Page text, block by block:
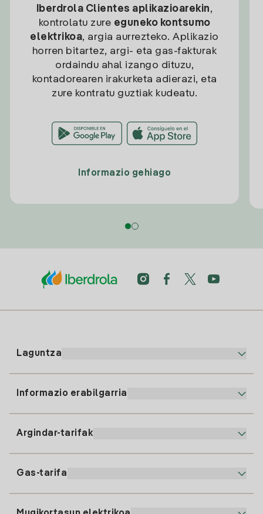
Iberdrola Clientes aplikazioarekin,
kontrolatu zure eguneko kontsumo
elektrikoa, argia aurrezteko. Aplikazio
horren bitartez, argi- eta gas-fakturak
ordaindu ahal izango dituzu,
kontadorearen irakurketa adierazi, eta
zure kontratu guztiak kudeatu.
Informazio gehiago
Laguntza
91 919 52 73
clientes@tuiberdrola.es
Informazio erabilgarria
Gasean alta ematea
Argindar-tarifak
Gas-tarifa